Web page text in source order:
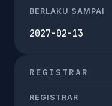
BERLAKU SAMPAI
2027-02-13
REGISTRAR
REGISTRAR